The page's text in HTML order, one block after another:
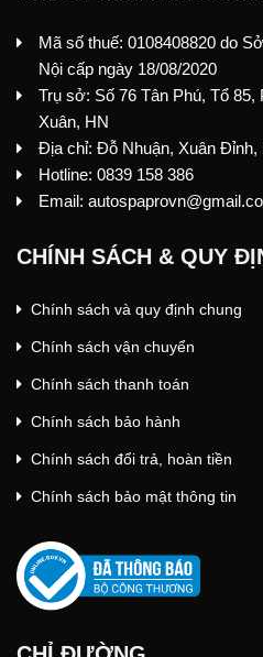
Mã số thuế: 0108408820 do
Nội cấp ngày 18/08/2020
Trụ sở: Số 76 Tân Phú, Tổ
Xuân, HN
Địa chỉ: Đỗ Nhuận, Xuân Đỉnh,
Hotline: 0839 158 386
Email:
CHÍNH SÁCH & QUY
Chính sách và quy định chung
Chính sách vận chuyển
Chính sách thanh toán
Chính sách bảo hành
Chính sách đổi trả, hoàn tiền
Chính sách bảo mật thông tin